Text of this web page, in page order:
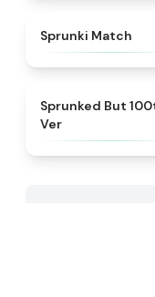
Sprunki Match
Sprunked But
Ver